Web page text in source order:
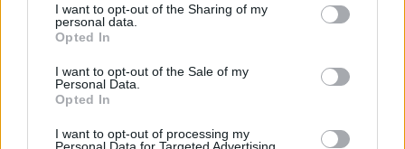
I want to opt-out of the Sharing of my
personal data.
Opted In
I want to opt-out of the Sale of my
Personal Data.
Opted In
I want to opt-out of processing my
Personal Data for Targeted Advertising.
Szukaj